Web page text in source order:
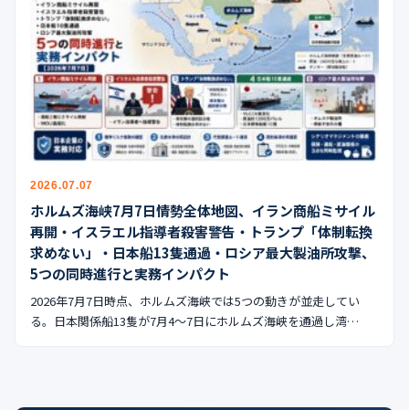
2026.07.07
ホルムズ海峡7月7日情勢全体地図、イラン商船ミサイル
再開・イスラエル指導者殺害警告・トランプ「体制転換
求めない」・日本船13隻通過・ロシア最大製油所攻撃、
5つの同時進行と実務インパクト
2026年7月7日時点、ホルムズ海峡では5つの動きが並走してい
る。日本関係船13隻が7月4〜7日にホルムズ海峡を通過し湾…